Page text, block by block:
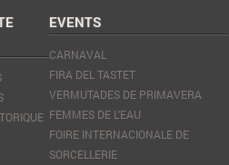
EVENTS
CARNAVAL
FIRA DEL TASTET
VERMUTADES DE PRIMAVERA
FEMMES DE L'EAU
FOIRE INTERNACIONALE DE
SORCELLERIE